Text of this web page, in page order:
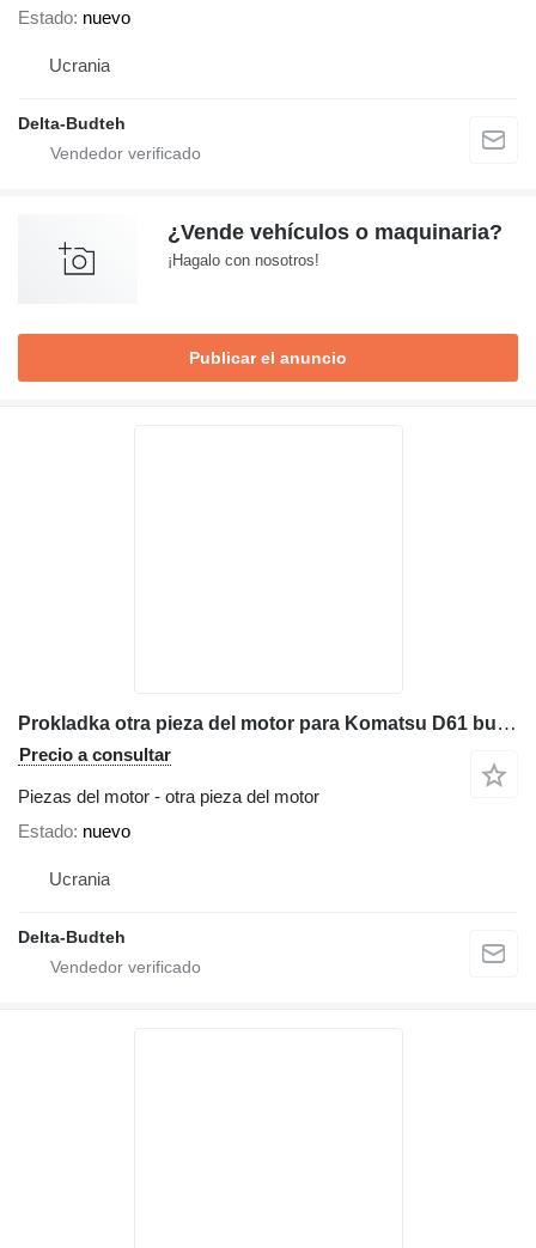
Estado nuevo
Ucrania
Delta-Budteh
¿Vende vehículos o maquinaria?
¡Hagalo con nosotros!
Publicar el anuncio
Prokladka otra pieza del motor para Komatsu D61 bulldozer
Precio a consultar
Piezas del motor - otra pieza del motor
Estado nuevo
Ucrania
Delta-Budteh